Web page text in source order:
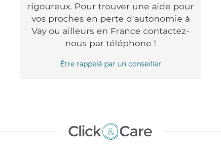
rigoureux. Pour trouver une aide pour
vos proches en perte d'autonomie à
Vay ou ailleurs en France contactez-
nous par téléphone !
Être rappelé par un conseiller